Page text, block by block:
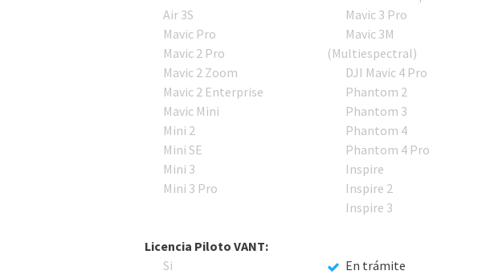
Air 3S
Mavic Pro
Mavic 2 Pro
Mavic 2 Zoom
Mavic 2 Enterprise
Mavic Mini
Mini 2
Mini SE
Mini 3
Mini 3 Pro
Mavic 3 Pro
Mavic 3M
(Multiespectral)
DJI Mavic 4 Pro
Phantom 2
Phantom 3
Phantom 4
Phantom 4 Pro
Inspire
Inspire 2
Inspire 3
Licencia Piloto VANT:
Si
En trámite